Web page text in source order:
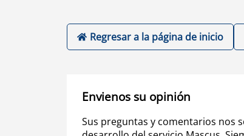
Regresar a la página de inicio
Envienos su opinión
Sus preguntas y comentarios nos